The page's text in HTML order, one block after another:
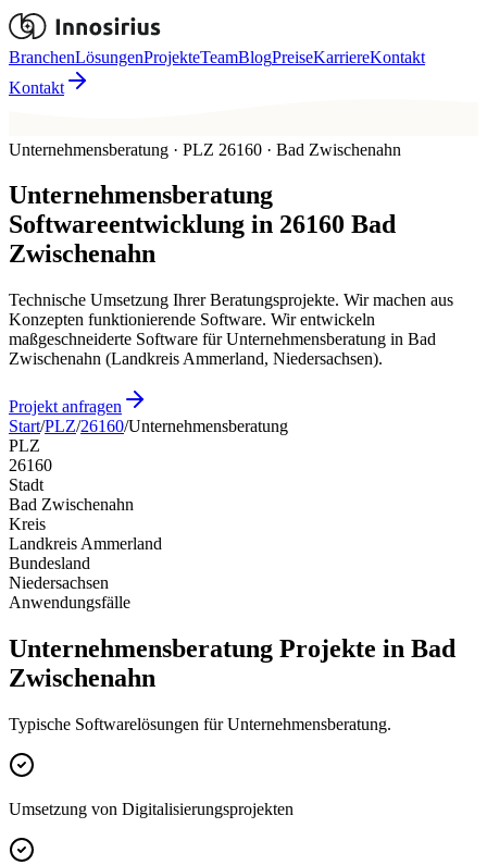
BranchenLösungenProjekteTeamBlogPreiseKarriereKontakt
Kontakt
Unternehmensberatung · PLZ 26160 · Bad Zwischenahn
Unternehmensberatung
Softwareentwicklung in 26160 Bad
Zwischenahn
Technische Umsetzung Ihrer Beratungsprojekte. Wir machen aus
Konzepten funktionierende Software. Wir entwickeln
maßgeschneiderte Software für Unternehmensberatung in Bad
Zwischenahn (Landkreis Ammerland, Niedersachsen).
Projekt anfragen
Start/PLZ/26160/Unternehmensberatung
PLZ
26160
Stadt
Bad Zwischenahn
Kreis
Landkreis Ammerland
Bundesland
Niedersachsen
Anwendungsfälle
Unternehmensberatung Projekte in Bad
Zwischenahn
Typische Softwarelösungen für Unternehmensberatung.
Umsetzung von Digitalisierungsprojekten